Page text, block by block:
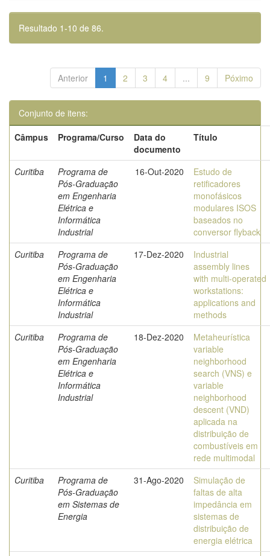
Resultado 1-10 de 86.
Anterior 1 2 3 4 ... 9 Póximo
Conjunto de itens:
Câmpus
Programa/Curso
Data do
documento
Título
Curitiba
Programa de
Pós-Graduação
em Engenharia
Elétrica e
Informática
Industrial
16-Out-2020
Estudo de
retificadores
monofásicos
modulares ISOS
baseados no
conversor flyback
Curitiba
Programa de
Pós-Graduação
em Engenharia
Elétrica e
Informática
Industrial
17-Dez-2020
Industrial
assembly lines
with multi-operated
workstations:
applications and
methods
Curitiba
Programa de
Pós-Graduação
em Engenharia
Elétrica e
Informática
Industrial
18-Dez-2020
Metaheurística
variable
neighborhood
search (VNS) e
variable
neighborhood
descent (VND)
aplicada na
distribuição de
combustíveis em
rede multimodal
Curitiba
Programa de
Pós-Graduação
em Sistemas de
Energia
31-Ago-2020
Simulação de
faltas de alta
impedância em
sistemas de
distribuição de
energia elétrica